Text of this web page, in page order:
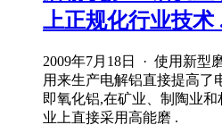
上正规化行业技术
2009年7月18日 · 使用新型
用来生产电解铝直接提高了
即氧化铝,在矿业、制陶业
业上直接采用高能磨 .